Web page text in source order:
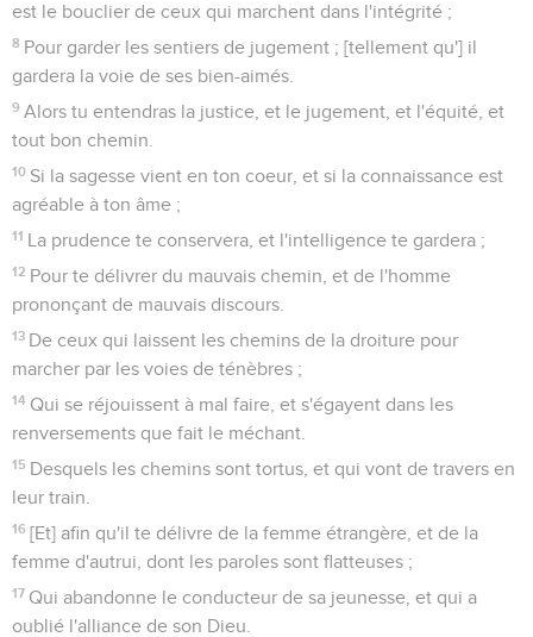
est le bouclier de ceux qui marchent dans l'intégrité ;
8 Pour garder les sentiers de jugement ; [tellement qu'] il
gardera la voie de ses bien-aimés.
9 Alors tu entendras la justice, et le jugement, et l'équité, et
tout bon chemin.
10 Si la sagesse vient en ton coeur, et si la connaissance est
agréable à ton âme ;
11 La prudence te conservera, et l'intelligence te gardera ;
12 Pour te délivrer du mauvais chemin, et de l'homme
prononçant de mauvais discours.
13 De ceux qui laissent les chemins de la droiture pour
marcher par les voies de ténèbres ;
14 Qui se réjouissent à mal faire, et s'égayent dans les
renversements que fait le méchant.
15 Desquels les chemins sont tortus, et qui vont de travers en
leur train.
16 [Et] afin qu'il te délivre de la femme étrangère, et de la
femme d'autrui, dont les paroles sont flatteuses ;
17 Qui abandonne le conducteur de sa jeunesse, et qui a
oublié l'alliance de son Dieu.